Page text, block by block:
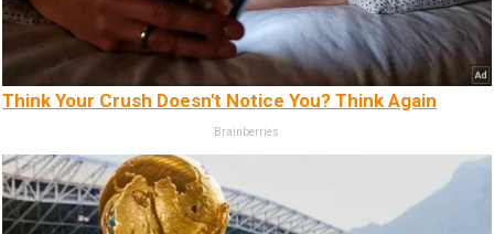
Think Your Crush Doesn't Notice You? Think Again
Brainberries